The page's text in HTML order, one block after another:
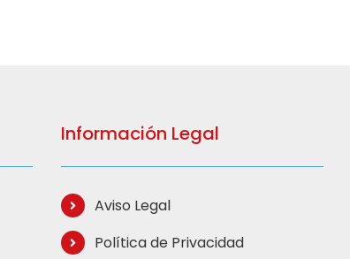
Información Legal
Aviso Legal
Política de Privacidad